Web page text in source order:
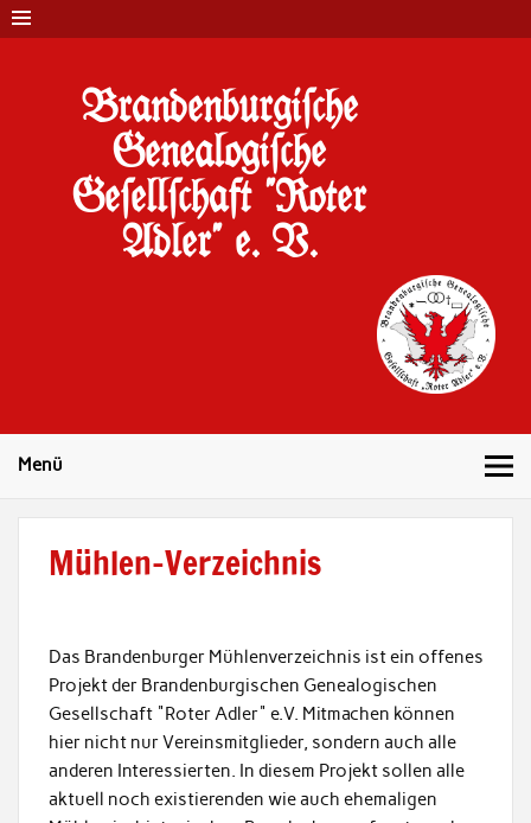
Brandenburgi#che
Genealogi#che
Ge#ell#chaft "Roter
Adler" e. V.
Menü
Mühlen-Verzeichnis
Das Brandenburger Mühlenverzeichnis ist ein offenes
Projekt der Brandenburgischen Genealogischen
Gesellschaft "Roter Adler" e.V. Mitmachen können
hier nicht nur Vereinsmitglieder, sondern auch alle
anderen Interessierten. In diesem Projekt sollen alle
aktuell noch existierenden wie auch ehemaligen